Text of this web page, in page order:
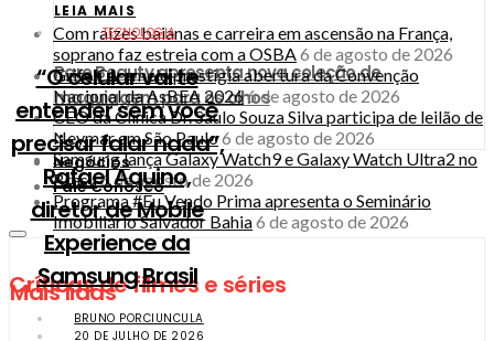
LEIA MAIS
Rare Beauty apresenta nova coleção de
maquiagem para os olhos
Negócios
Fale Conosco
Mais lidas
TECNOLOGIA
“O celular vai te
entender sem você
precisar falar nada”,
Rafael Aquino,
diretor de Mobile
Experience da
Samsung Brasil
BRUNO PORCIUNCULA
20 DE JULHO DE 2026
Com raízes baianas e carreira em ascensão na França,
soprano faz estreia com a OSBA 6 de agosto de 2026
Grife Caramelo prestigia abertura da Convenção
Nacional da AsBEA 20266 de agosto de 2026
CEO da Clínica Dr. Saulo Souza Silva participa de leilão de
Neymar em São Paulo6 de agosto de 2026
Samsung lança Galaxy Watch9 e Galaxy Watch Ultra2 no
Brasil6 de agosto de 2026
Programa #Eu Vendo Prima apresenta o Seminário
Imobiliário Salvador Bahia6 de agosto de 2026
Críticas de filmes e séries